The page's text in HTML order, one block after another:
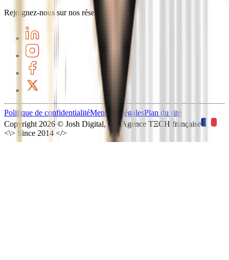
Rejoignez-nous sur nos réseaux
Politique de confidentialitéMentions légalesPlan du site
Copyright2026 © Josh Digital, une Agence TΞCH française
<\> Since 2014 </>